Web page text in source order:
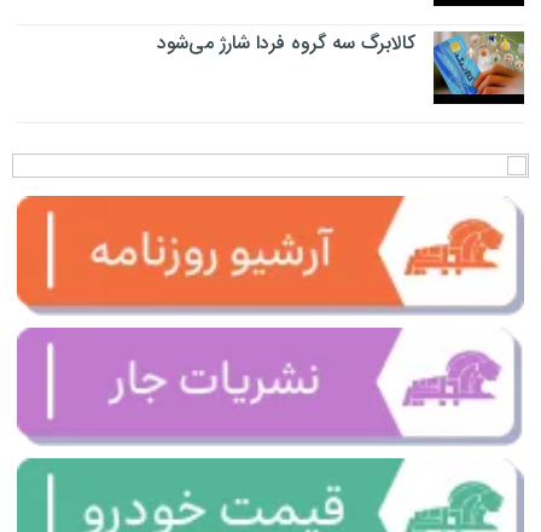
کالابرگ سه گروه فردا شارژ می‌شود